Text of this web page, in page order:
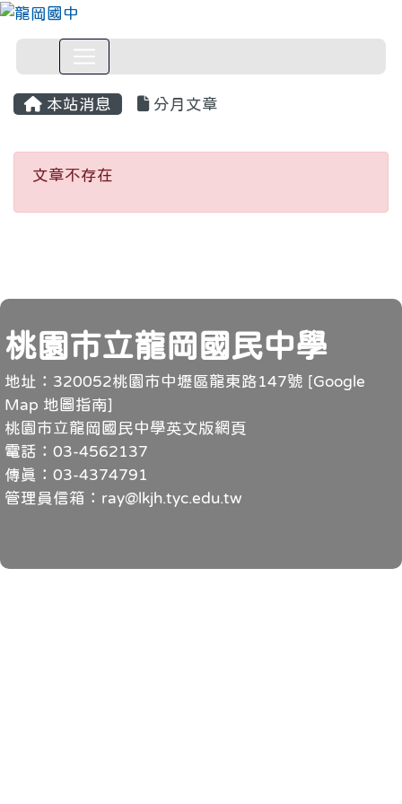
本站消息 分月文章
文章不存在
文章不存在
頁尾
桃園市立龍岡國民中學
地址：320052桃園市中壢區龍東路147號 [Google
Map 地圖指南]
桃園市立龍岡國民中學英文版網頁
電話：03-4562137
傳真：03-4374791
管理員信箱：ray@lkjh.tyc.edu.tw